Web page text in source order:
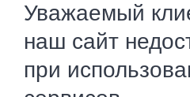
Уважаемый
наш сайт
при